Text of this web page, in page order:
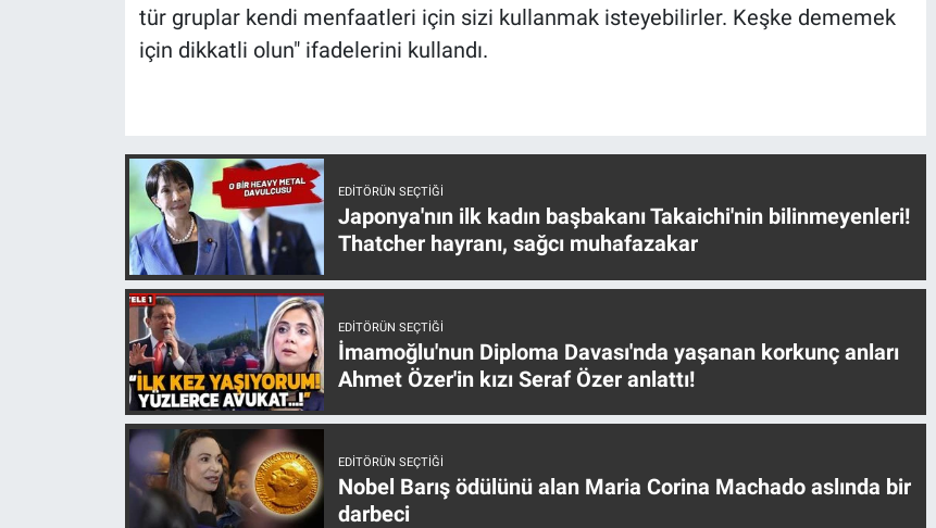
tür gruplar kendi menfaatleri için sizi kullanmak isteyebilirler. Keşke dememek
için dikkatli olun" ifadelerini kullandı.
EDITÖRÜN SEÇTIĞI
Japonya'nın ilk kadın başbakanı Takaichi'nin bilinmeyenleri!
Thatcher hayranı, sağcı muhafazakar
EDITÖRÜN SEÇTIĞI
İmamoğlu'nun Diploma Davası'nda yaşanan korkunç anları
Ahmet Özer'in kızı Seraf Özer anlattı!
EDITÖRÜN SEÇTIĞI
Nobel Barış ödülünü alan Maria Corina Machado aslında bir
darbeci
Türkiye'nin Geleceği
Türkiye'nin Gündemi
Yerel Gündem
Yerel Yaşam
Canlı Yayın